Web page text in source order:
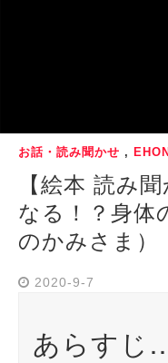
お話・読み聞かせ ,
【絵本 読み
なる！？身体
のかみさま）
2020-9-7
あらすじ